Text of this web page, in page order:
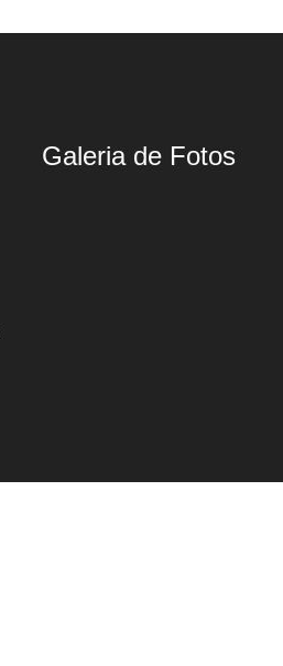
Galeria de Fotos